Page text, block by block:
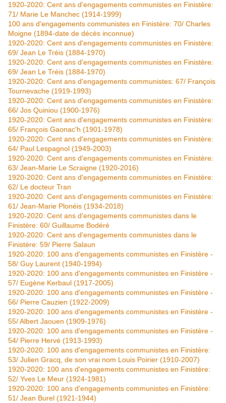
1920-2020: Cent ans d'engagements communistes en Finistère:
71/ Marie Le Manchec (1914-1999)
100 ans d'engagements communistes en Finistère: 70/ Charles
Moigne (1894-date de décès inconnue)
1920-2020: Cent ans d'engagements communistes en Finistère:
69/ Jean Le Tréis (1884-1970)
1920-2020: Cent ans d'engagements communistes en Finistère:
69/ Jean Le Tréis (1884-1970)
1920-2020: Cent ans d'engagements communistes: 67/ François
Tournevache (1919-1993)
1920-2020: Cent ans d'engagements communistes en Finistère:
66/ Jos Quiniou (1900-1976)
1920-2020: Cent ans d'engagements communistes en Finistère:
65/ François Gaonac'h (1901-1978)
1920-2020: Cent ans d'engagements communistes en Finistère:
64/ Paul Lespagnol (1949-2003)
1920-2020: Cent ans d'engagements communistes en Finistère:
63/ Jean-Marie Le Scraigne (1920-2016)
1920-2020: Cent ans d'engagements communistes en Finistère:
62/ Le docteur Tran
1920-2020: Cent ans d'engagements communistes en Finistère:
61/ Jean-Marie Plonéis (1934-2018)
1920-2020: Cent ans d'engagements communistes dans le
Finistère: 60/ Guillaume Bodéré
1920-2020: Cent ans d'engagements communistes dans le
Finistère: 59/ Pierre Salaun
1920-2020: 100 ans d'engagements communistes en Finistère -
58/ Guy Laurent (1940-1994)
1920-2020: 100 ans d'engagements communistes en Finistère -
57/ Eugène Kerbaul (1917-2005)
1920-2020: 100 ans d'engagements communistes en Finistère -
56/ Pierre Cauzien (1922-2009)
1920-2020: 100 ans d'engagements communistes en Finistère -
55/ Albert Jaouen (1909-1976)
1920-2020: 100 ans d'engagements communistes en Finistère -
54/ Pierre Hervé (1913-1993)
1920-2020: 100 ans d'engagements communistes en Finistère:
53/ Julien Gracq, de son vrai nom Louis Poirier (1910-2007)
1920-2020: 100 ans d'engagements communistes en Finistère:
52/ Yves Le Meur (1924-1981)
1920-2020: 100 ans d'engagements communistes en Finistère:
51/ Jean Burel (1921-1944)